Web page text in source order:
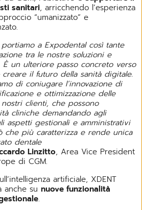
sanitari, arricchendo l’esperienza
“umanizzato” e
portiamo a Expodental così tante
tra le nostre soluzioni e
È un ulteriore passo concreto verso
creare il futuro della sanità digitale.
di coniugare l’innovazione di
e ottimizzazione delle
clienti, che possono
cliniche demandando agli
aspetti gestionali e amministrativi
che più caratterizza e rende unica
dentale
Linzitto, Area Vice President
di CGM.
artificiale, XDENT
anche su nuove funzionalità
.